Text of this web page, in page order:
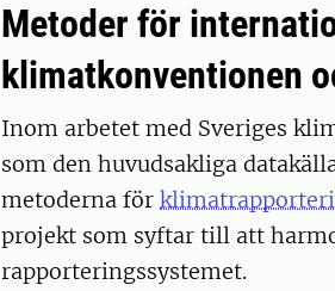
Metoder för
klimatkonventionen
Inom arbetet med Sveriges
som den huvudsakliga
metoderna för
projekt som syftar till att
rapporteringssystemet.